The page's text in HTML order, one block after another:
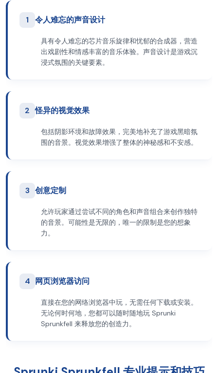
1 令人难忘的声音设计
具有令人难忘的芯片音乐旋律和忧郁的合成器，营造
出戏剧性和情感丰富的音乐体验。声音设计是游戏沉
浸式氛围的关键要素。
2 怪异的视觉效果
包括阴影环境和故障效果，完美地补充了游戏黑暗氛
围的音景。视觉效果增强了整体的神秘感和不安感。
3 创意定制
允许玩家通过尝试不同的角色和声音组合来创作独特
的音景。可能性是无限的，唯一的限制是您的想象
力。
4 网页浏览器访问
直接在您的网络浏览器中玩，无需任何下载或安装。
无论何时何地，您都可以随时随地玩 Sprunki
Sprunkfell 来释放您的创造力。